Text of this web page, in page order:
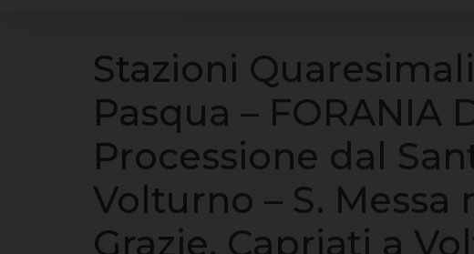
Stazioni
Pasqua – FORANIA
Processione dal
Volturno – S.
Grazie, Capriati a